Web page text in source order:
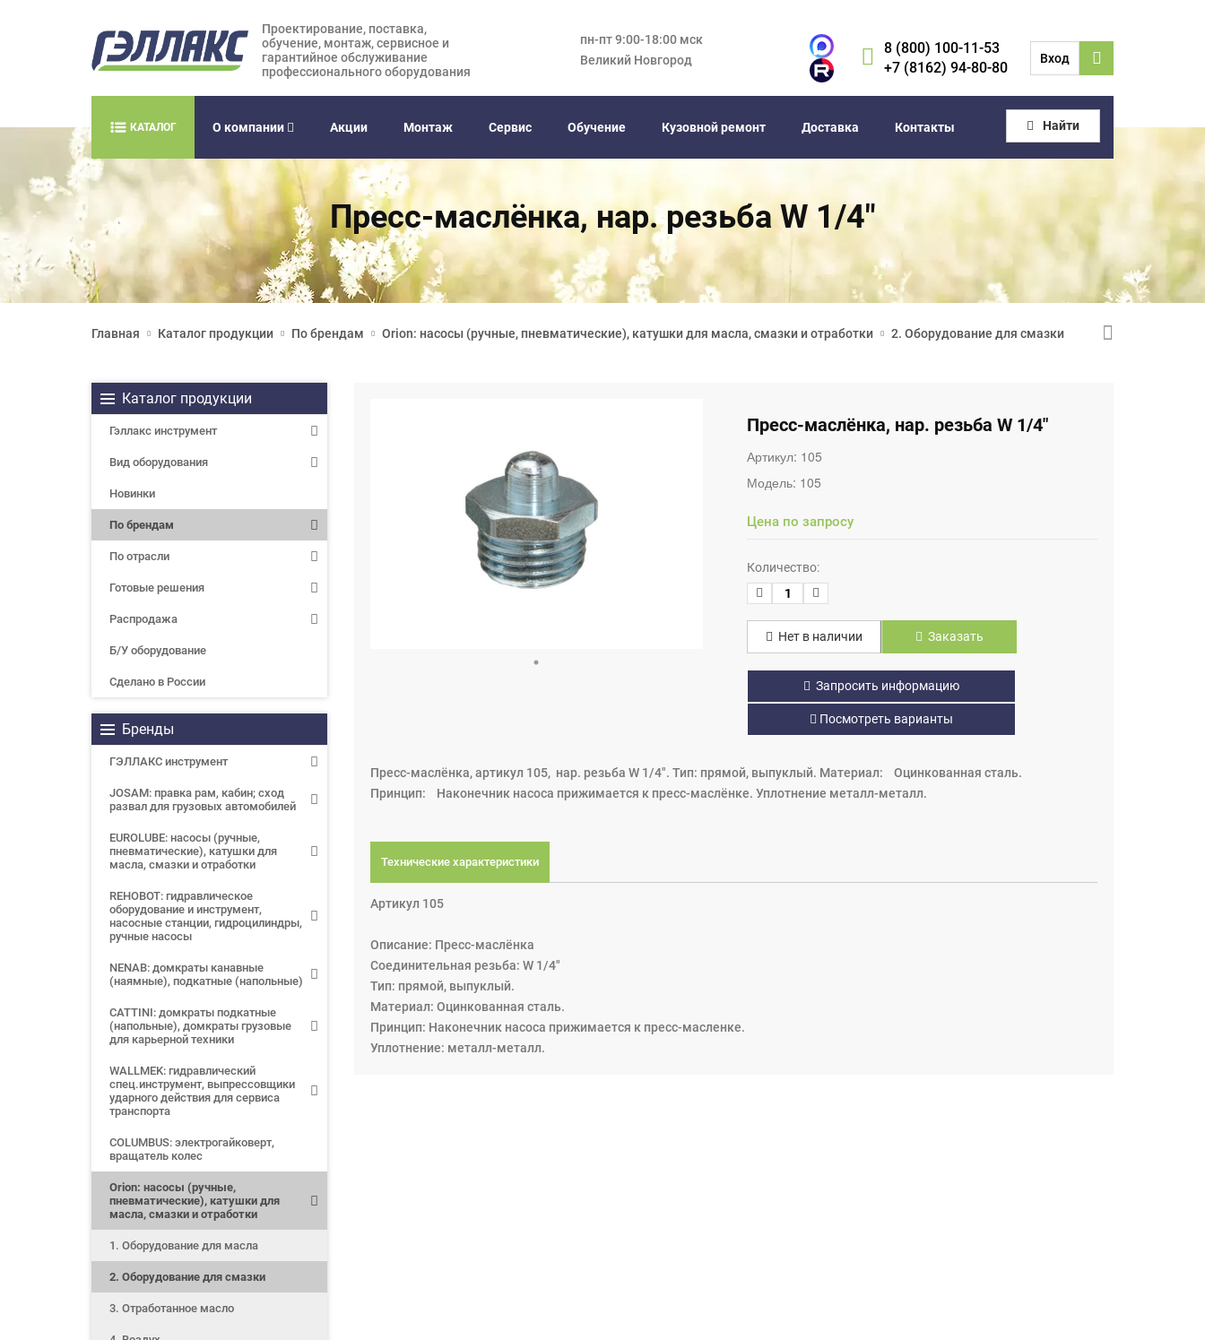
Проектирование, поставка,
обучение, монтаж, сервисное и
гарантийное обслуживание
профессионального оборудования
пн-пт 9:00-18:00 мск
Великий Новгород
8 (800) 100-11-53
+7 (8162) 94-80-80
Вход
КАТАЛОГ О компании Акции Монтаж Сервис Обучение Кузовной ремонт Доставка Контакты Найти
Пресс-маслёнка, нар. резьба W 1/4"
Главная Каталог продукции По брендам Orion: насосы (ручные, пневматические), катушки для масла, смазки и отработки 2. Оборудование для смазки
Каталог продукции
Гэллакс инструмент
Вид оборудования
Новинки
По брендам
По отрасли
Готовые решения
Распродажа
Б/У оборудование
Сделано в России
Бренды
ГЭЛЛАКС инструмент
JOSAM: правка рам, кабин; сход
развал для грузовых автомобилей
EUROLUBE: насосы (ручные,
пневматические), катушки для
масла, смазки и отработки
REHOBOT: гидравлическое
оборудование и инструмент,
насосные станции, гидроцилиндры,
ручные насосы
NENAB: домкраты канавные
(наямные), подкатные (напольные)
CATTINI: домкраты подкатные
(напольные), домкраты грузовые
для карьерной техники
WALLMEK: гидравлический
спец.инструмент, выпрессовщики
ударного действия для сервиса
транспорта
COLUMBUS: электрогайковерт,
вращатель колес
Orion: насосы (ручные,
пневматические), катушки для
масла, смазки и отработки
1. Оборудование для масла
2. Оборудование для смазки
3. Отработанное масло
Пресс-маслёнка, нар. резьба W 1/4"
Артикул: 105
Модель: 105
Цена по запросу
Количество:
Нет в наличии Заказать
Запросить информацию
Посмотреть варианты
Пресс-маслёнка, артикул 105, нар. резьба W 1/4". Тип: прямой, выпуклый. Материал: Оцинкованная сталь.
Принцип: Наконечник насоса прижимается к пресс-маслёнке. Уплотнение металл-металл.
Технические характеристики
Артикул 105
Описание: Пресс-маслёнка
Соединительная резьба: W 1/4"
Тип: прямой, выпуклый.
Материал: Оцинкованная сталь.
Принцип: Наконечник насоса прижимается к пресс-масленке.
Уплотнение: металл-металл.